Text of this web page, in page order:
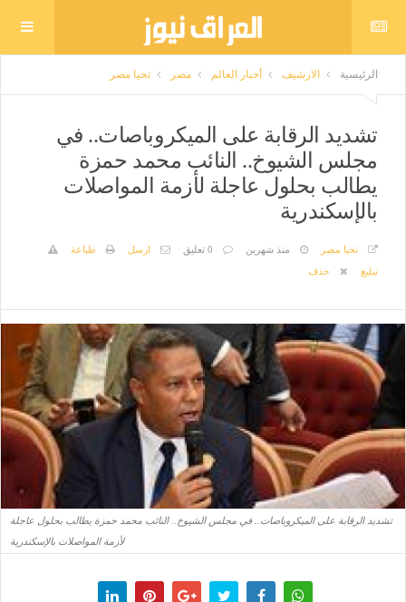
الرئيسية الارشيف أخبار العالم مصر تحيا مصر
تشديد الرقابة على الميكروباصات.. في
مجلس الشيوخ.. النائب محمد حمزة
يطالب بحلول عاجلة لأزمة المواصلات
بالإسكندرية
تحيا مصر منذ شهرين 0 تعليق ارسل
طباعة
تبليغ
حذف
تشديد الرقابة على الميكروباصات.. في مجلس الشيوخ.. النائب محمد حمزة يطالب بحلول عاجلة
لأزمة المواصلات بالإسكندرية